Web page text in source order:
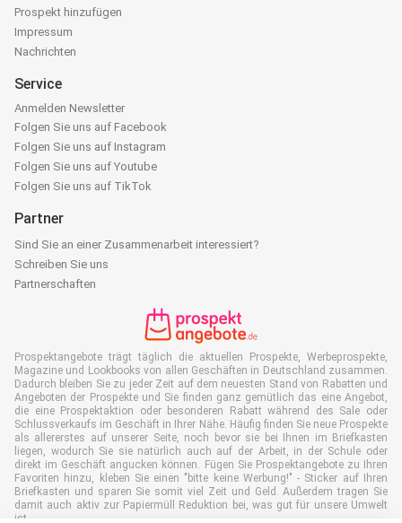
Prospekt hinzufügen
Impressum
Nachrichten
Service
Anmelden Newsletter
Folgen Sie uns auf Facebook
Folgen Sie uns auf Instagram
Folgen Sie uns auf Youtube
Folgen Sie uns auf TikTok
Partner
Sind Sie an einer Zusammenarbeit interessiert?
Schreiben Sie uns
Partnerschaften
Prospektangebote trägt täglich die aktuellen Prospekte, Werbeprospekte,
Magazine und Lookbooks von allen Geschäften in Deutschland zusammen.
Dadurch bleiben Sie zu jeder Zeit auf dem neuesten Stand von Rabatten und
Angeboten der Prospekte und Sie finden ganz gemütlich das eine Angebot,
die eine Prospektaktion oder besonderen Rabatt während des Sale oder
Schlussverkaufs im Geschäft in Ihrer Nähe. Häufig finden Sie neue Prospekte
als allererstes auf unserer Seite, noch bevor sie bei Ihnen im Briefkasten
liegen, wodurch Sie sie natürlich auch auf der Arbeit, in der Schule oder
direkt im Geschäft angucken können. Fügen Sie Prospektangebote zu Ihren
Favoriten hinzu, kleben Sie einen "bitte keine Werbung!" - Sticker auf Ihren
Briefkasten und sparen Sie somit viel Zeit und Geld. Außerdem tragen Sie
damit auch aktiv zur Papiermüll Reduktion bei, was gut für unsere Umwelt
ist.